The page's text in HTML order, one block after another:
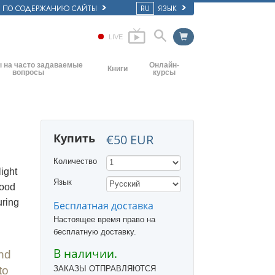
ПО СОДЕРЖАНИЮ САЙТЫ RU ЯЗЫК
LIVE
на часто задаваемые
вопросы
её организация
Книги
Вводные лекции
Фильмы
Онлайн-
курсы
Динамики существования
Компоненты понимания
Как противостоять опасному
Целостность и честность
Шкала эмоциональных тонов
Купить €50 EUR
Количество
Язык
Бесплатная доставка
Настоящее время право на
бесплатную доставку.
В наличии.
ЗАКАЗЫ ОТПРАВЛЯЮТСЯ